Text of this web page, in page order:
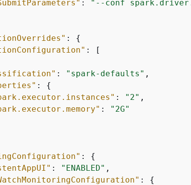
:
"--conf
: {
: [
: "spark-defaults" ,
: {
: "2" ,
:
"2G"
: {
: "ENABLED" ,
: {